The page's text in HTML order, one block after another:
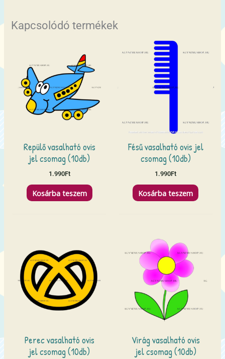
Kapcsolódó termékek
Repülő vasalható ovis
jel csomag (10db)
1.990Ft
Kosárba teszem
Fésű vasalható ovis jel
csomag (10db)
1.990Ft
Kosárba teszem
Perec vasalható ovis
jel csomag (10db)
Virág vasalható ovis
jel csomag (10db)